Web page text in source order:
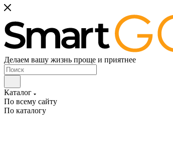
Делаем вашу жизнь проще и приятнее
Каталог
По всему сайту
По каталогу